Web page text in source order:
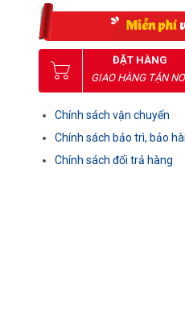
ĐẶT HÀNG
GIAO HÀNG TẬN
Chính sách vận chuyển
Chính sách bảo trì, bảo
Chính sách đổi trả hàng